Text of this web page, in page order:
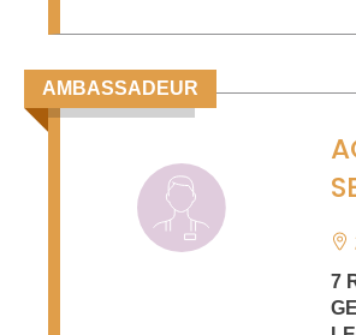
AMBASSADEUR
7